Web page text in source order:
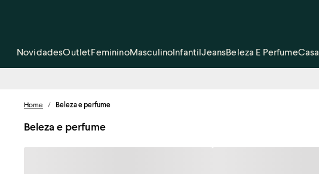
NovidadesOutletFemininoMasculinoInfantilJeansBeleza E PerfumeCasa
Home / Beleza e perfume
Beleza e perfume